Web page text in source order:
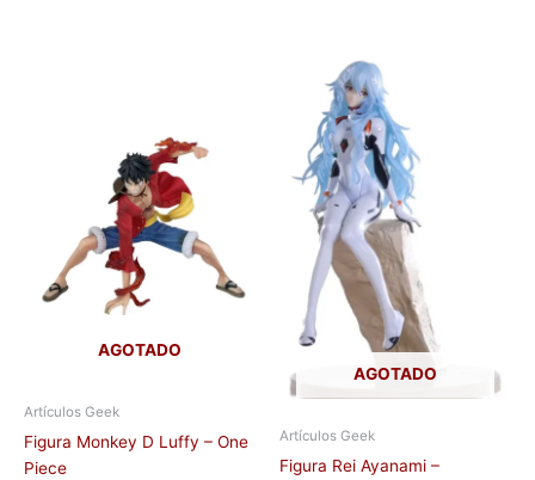
AGOTADO
Artículos Geek
Figura Monkey D Luffy – One
Piece
AGOTADO
Artículos Geek
Figura Rei Ayanami –